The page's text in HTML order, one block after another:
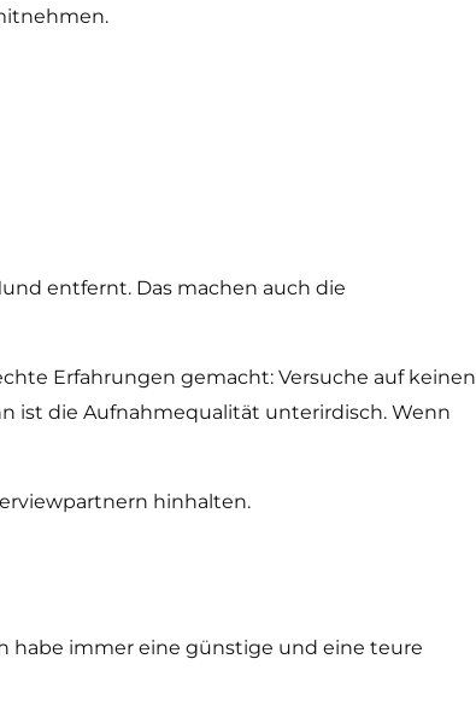
entfernt. Das machen auch die
Erfahrungen gemacht: Versuche auf keinen
ist die Aufnahmequalität unterirdisch. Wenn
hinhalten.
habe immer eine günstige und eine teure